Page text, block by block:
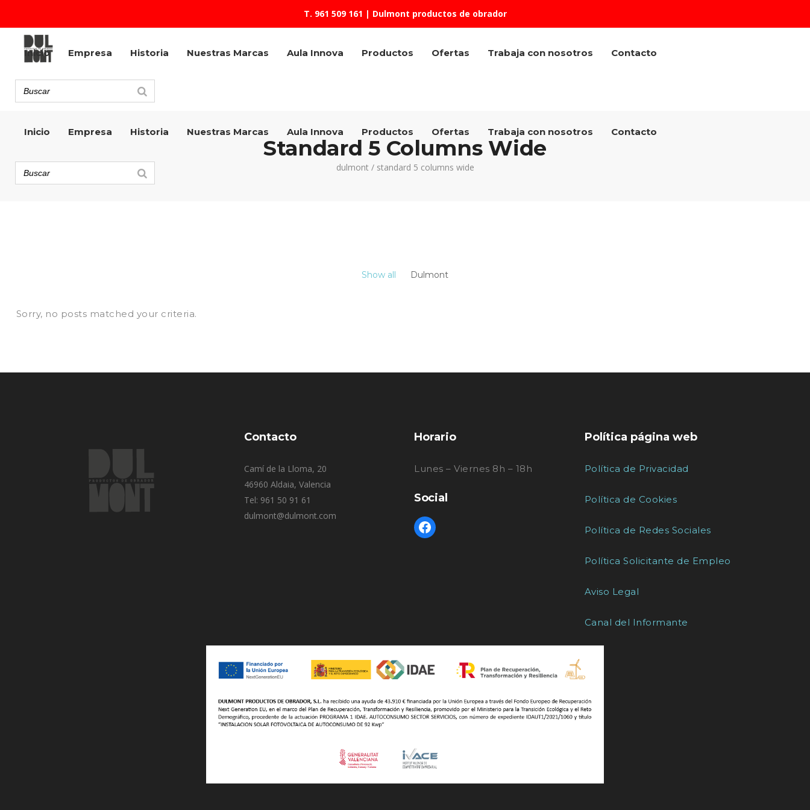
T. 961 509 161 | Dulmont productos de obrador
Inicio Empresa Historia Nuestras Marcas Aula Innova Productos Ofertas Trabaja con nosotros Contacto
Inicio Empresa Historia Nuestras Marcas Aula Innova Productos Ofertas Trabaja con nosotros Contacto
Standard 5 Columns Wide
dulmont / standard 5 columns wide
Show all Dulmont
Sorry, no posts matched your criteria.
Contacto
Camí de la Lloma, 20
46960 Aldaia, Valencia
Tel: 961 50 91 61
dulmont@dulmont.com
Horario
Lunes – Viernes 8h – 18h
Social
Política página web
Política de Privacidad
Política de Cookies
Política de Redes Sociales
Política Solicitante de Empleo
Aviso Legal
Canal del Informante